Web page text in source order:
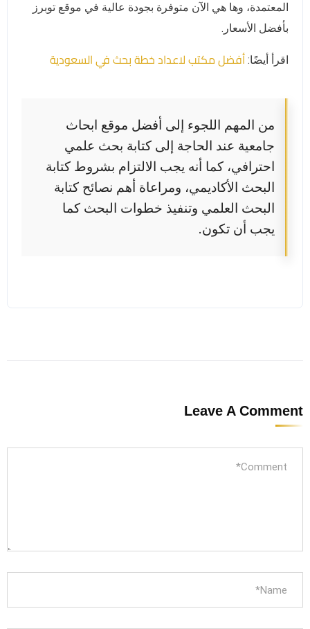
المعتمدة، وها هي الآن متوفرة بجودة عالية في موقع توبرز
بأفضل الأسعار.
اقرأ أيضًا: أفضل مكتب لاعداد خطة بحث في السعودية
من المهم اللجوء إلى أفضل موقع ابحاث
جامعية عند الحاجة إلى كتابة بحث علمي
احترافي، كما أنه يجب الالتزام بشروط كتابة
البحث الأكاديمي، ومراعاة أهم نصائح كتابة
البحث العلمي وتنفيذ خطوات البحث كما
يجب أن تكون.
Leave A Comment